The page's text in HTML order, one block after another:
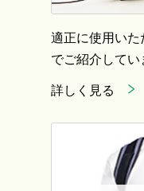
適正に使用い
でご紹介してい
詳しく見る